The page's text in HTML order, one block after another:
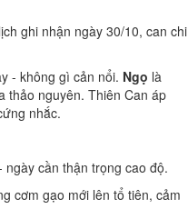
ghi nhận ngày 30/10, can chi
- không gì cản nổi. Ngọ là
thảo nguyên. Thiên Can áp
nhắc.
cần thận trọng cao độ.
cơm gạo mới lên tổ tiên, cảm